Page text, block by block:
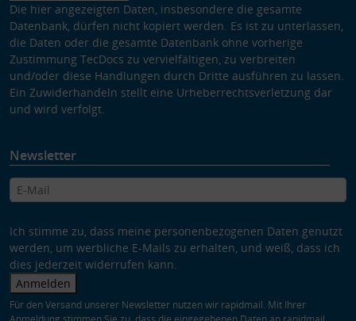
Die hier angezeigten Daten, insbesondere die gesamte
Datenbank, dürfen nicht kopiert werden. Es ist zu unterlassen,
die Daten oder die gesamte Datenbank ohne vorherige
Zustimmung TecDocs zu vervielfältigen, zu verbreiten
und/oder diese Handlungen durch Dritte ausführen zu lassen.
Ein Zuwiderhandeln stellt eine Urheberrechtsverletzung dar
und wird verfolgt.
Newsletter
Ich stimme zu, dass meine personenbezogenen Daten genutzt
werden, um werbliche E-Mails zu erhalten, und weiß, dass ich
dies jederzeit widerrufen kann.
Anmelden
Für den Versand unserer Newsletter nutzen wir rapidmail. Mit Ihrer